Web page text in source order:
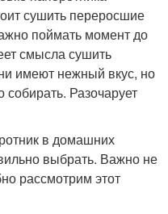
сушить переросшие
поймать момент до
смысла сушить
имеют нежный вкус, но
Разочарует
в домашних
выбрать. Важно не
рассмотрим этот